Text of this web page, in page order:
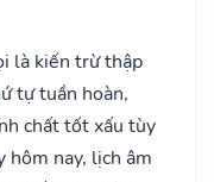
là kiến trừ thập
tự tuần hoàn,
chất tốt xấu tùy
hôm nay, lịch âm